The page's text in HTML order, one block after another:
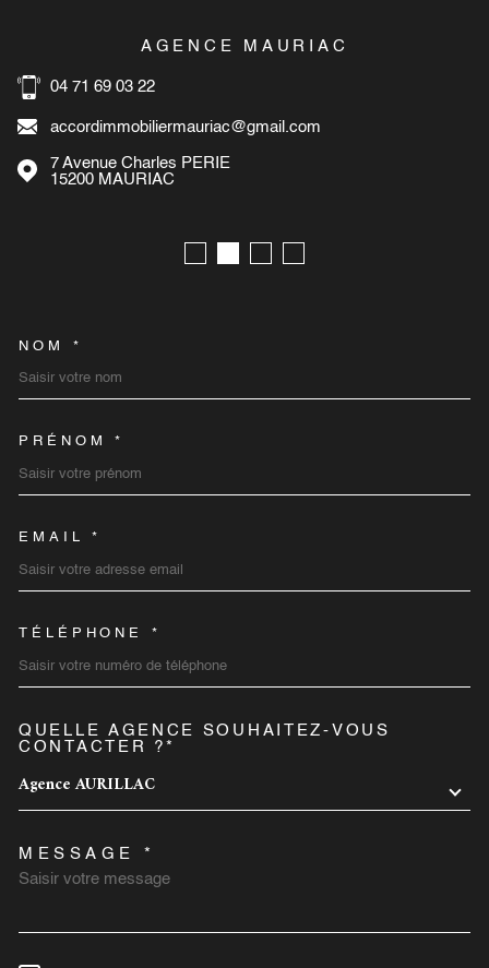
AGENCE MAURIAC
04 71 69 03 22
accordimmobiliermauriac@gmail.com
7 Avenue Charles PERIE
15200
MAURIAC
NOM *
PRÉNOM *
EMAIL *
TÉLÉPHONE *
QUELLE AGENCE SOUHAITEZ-VOUS
CONTACTER ?*
Agence AURILLAC
MESSAGE *